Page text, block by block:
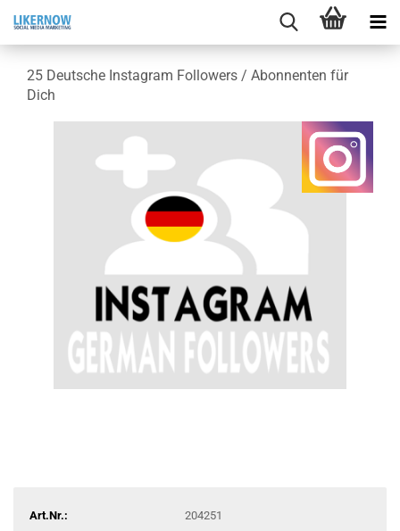
25 Deut­sche In­sta­gram Fol­lowers / Abon­nen­ten für
Dich
Art.Nr.:
204251